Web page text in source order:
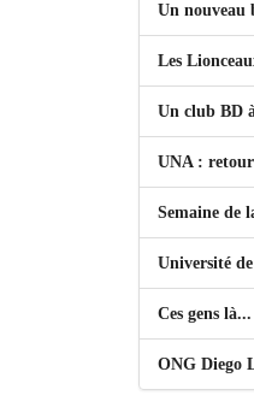
Un nouveau
Les
Un club BD
UNA :
Semaine de
Université
Ces gens
ONG Diego